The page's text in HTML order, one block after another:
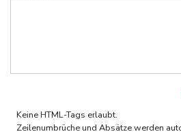
Keine HTML-Tags erlaubt.
Zeilenumbrüche und Absätze werden